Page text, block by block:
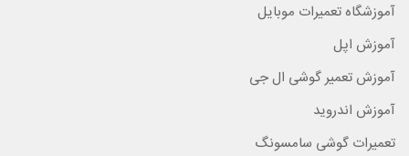
آموزشگاه تعمیرات موبایل
آموزش اپل
آموزش تعمیر گوشی ال جی
آموزش اندروید
تعمیرات گوشی سامسونگ